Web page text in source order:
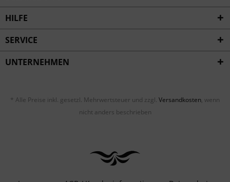
HILFE
SERVICE
UNTERNEHMEN
* Alle Preise inkl. gesetzl. Mehrwertsteuer und zzgl. Versandkosten, wenn
nicht anders beschrieben